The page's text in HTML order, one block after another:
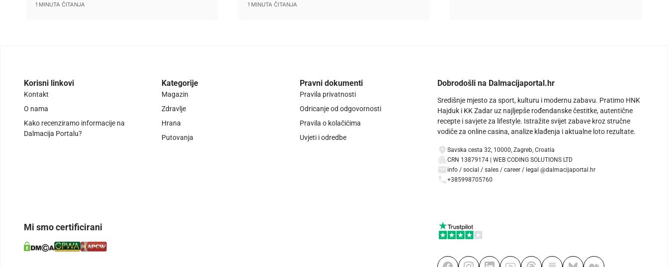
1 MINUTA ČITANJA 1 MINUTA ČITANJA
Korisni linkovi
Kontakt
O nama
Kako recenziramo informacije na
Dalmacija Portalu?
Kategorije
Magazin
Zdravlje
Hrana
Putovanja
Pravni dokumenti
Pravila privatnosti
Odricanje od odgovornosti
Pravila o kolačićima
Uvjeti i odredbe
Dobrodošli na Dalmacijaportal.hr
Središnje mjesto za sport, kulturu i modernu zabavu. Pratimo HNK
Hajduk i KK Zadar uz najljepše rođendanske čestitke, autentične
recepte i savjete za lifestyle. Istražite svijet zabave kroz stručne
vodiče za online casina, analize klađenja i aktualne loto rezultate.
Savska cesta 32, 10000, Zagreb, Croatia
CRN 13879174 | WEB CODING SOLUTIONS LTD
info / social / sales / career / legal @dalmacijaportal.hr
+385998705760
Mi smo certificirani